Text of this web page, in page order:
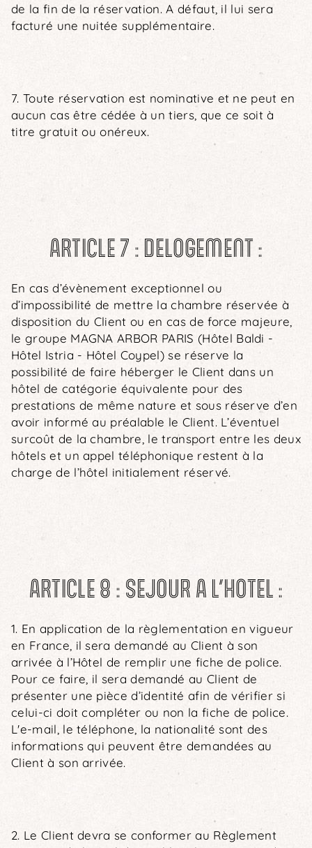
de la fin de la réservation. A défaut, il lui sera
facturé une nuitée supplémentaire.
7. Toute réservation est nominative et ne peut en
aucun cas être cédée à un tiers, que ce soit à
titre gratuit ou onéreux.
ARTICLE 7 : DELOGEMENT :
En cas d’évènement exceptionnel ou
d’impossibilité de mettre la chambre réservée à
disposition du Client ou en cas de force majeure,
le groupe MAGNA ARBOR PARIS (Hôtel Baldi -
Hôtel Istria - Hôtel Coypel) se réserve la
possibilité de faire héberger le Client dans un
hôtel de catégorie équivalente pour des
prestations de même nature et sous réserve d’en
avoir informé au préalable le Client. L’éventuel
surcoût de la chambre, le transport entre les deux
hôtels et un appel téléphonique restent à la
charge de l’hôtel initialement réservé.
ARTICLE 8 : SEJOUR A L’HOTEL :
1. En application de la règlementation en vigueur
en France, il sera demandé au Client à son
arrivée à l’Hôtel de remplir une fiche de police.
Pour ce faire, il sera demandé au Client de
présenter une pièce d’identité afin de vérifier si
celui-ci doit compléter ou non la fiche de police.
L'e-mail, le téléphone, la nationalité sont des
informations qui peuvent être demandées au
Client à son arrivée.
2. Le Client devra se conformer au Règlement